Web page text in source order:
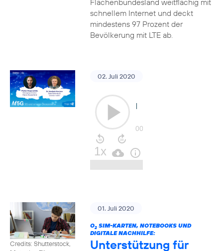
Flächenbundesland weitflächig mit
schnellem Internet und deckt
mindestens 97 Prozent der
Bevölkerung mit LTE ab.
02. Juli 2020
Credits: Shutterstock,
01. Juli 2020
O2SIM-KARTEN, NOTEBOOKS UND
DIGITALE NACHHILFE:
Unterstützung für